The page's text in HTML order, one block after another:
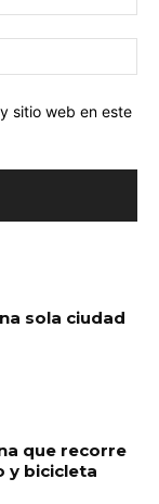
sitio web en este
sola ciudad
que recorre
y bicicleta